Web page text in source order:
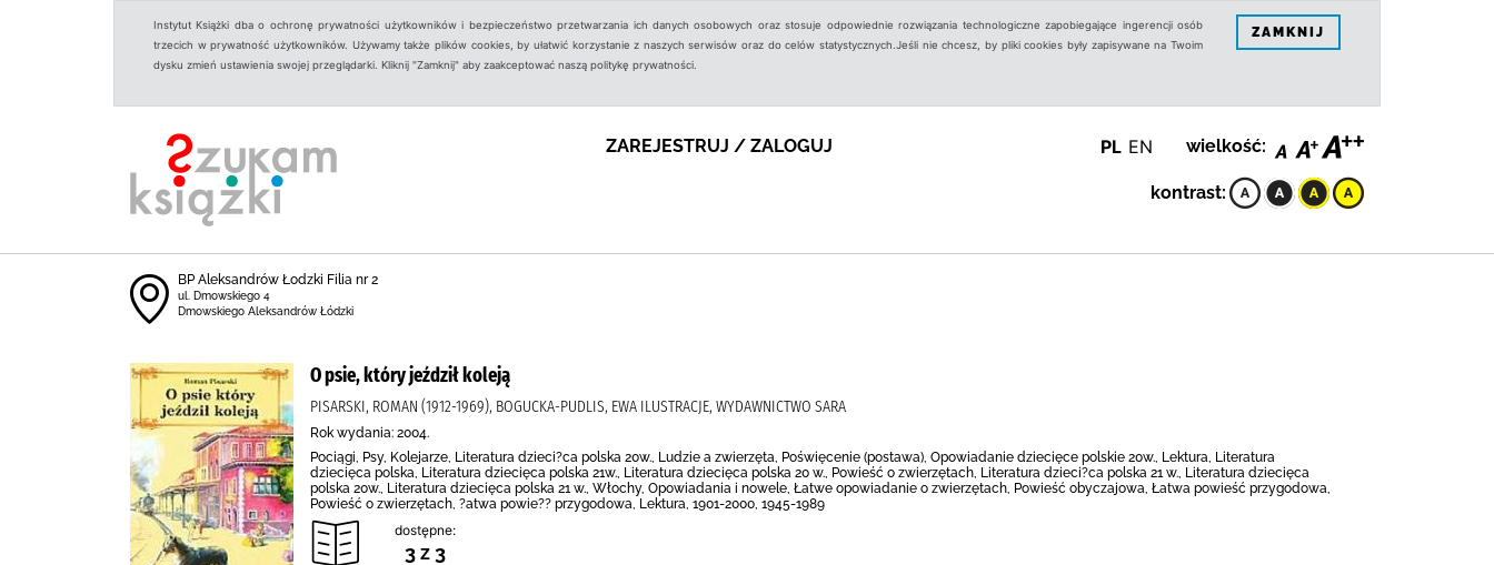
Instytut Książki dba o ochronę prywatności użytkowników i bezpieczeństwo przetwarzania ich danych osobowych oraz stosuje odpowiednie rozwiązania technologiczne zapobiegające ingerencji osób
trzecich w prywatność użytkowników. Używamy także plików cookies, by ułatwić korzystanie z naszych serwisów oraz do celów statystycznych.Jeśli nie chcesz, by pliki cookies były zapisywane na Twoim
dysku zmień ustawienia swojej przeglądarki. Kliknij "Zamknij" aby zaakceptować naszą politykę prywatności.
ZAMKNIJ
ZAREJESTRUJ / ZALOGUJ PL EN wielkość:
kontrast:
BP Aleksandrów Łodzki Filia nr 2
ul. Dmowskiego 4
Dmowskiego Aleksandrów Łódzki
O psie, który jeździł koleją
PISARSKI, ROMAN (1912-1969), BOGUCKA-PUDLIS, EWA ILUSTRACJE, WYDAWNICTWO SARA
Rok wydania: 2004.
Pociągi, Psy, Kolejarze, Literatura dzieci?ca polska 20w., Ludzie a zwierzęta, Poświęcenie (postawa), Opowiadanie dziecięce polskie 20w., Lektura, Literatura
dziecięca polska, Literatura dziecięca polska 21w., Literatura dziecięca polska 20 w., Powieść o zwierzętach, Literatura dzieci?ca polska 21 w., Literatura dziecięca
polska 20w., Literatura dziecięca polska 21 w., Włochy, Opowiadania i nowele, Łatwe opowiadanie o zwierzętach, Powieść obyczajowa, Łatwa powieść przygodowa,
Powieść o zwierzętach, ?atwa powie?? przygodowa, Lektura, 1901-2000, 1945-1989
dostępne:
3 z 3